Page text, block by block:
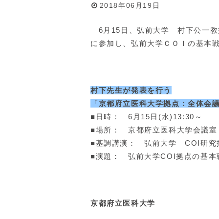
2018年06月19日
6月15日、弘前大学 村下公一教
に参加し、弘前大学ＣＯＩの基本
村下先生が発表を行う
「京都府立医科大学拠点：全体会
■日時： 6月15日(水)13:30～
■場所： 京都府立医科大学会議室
■基調講演： 弘前大学 COI研
■演題： 弘前大学COI拠点の基本
京都府立医科大学